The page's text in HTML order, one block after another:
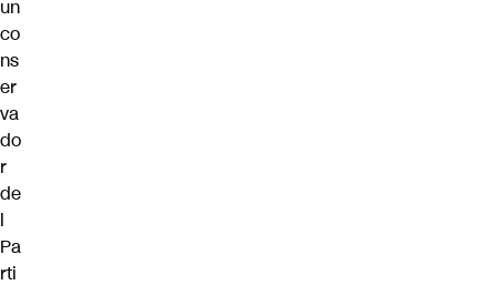
un
co
ns
er
va
do
r
de
l
Pa
rti